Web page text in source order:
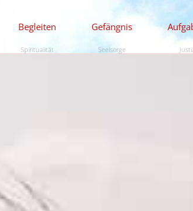
Begleiten
Spiritualität
Gefängnis
Seelsorge